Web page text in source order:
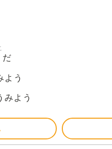
だ
よう
みよう